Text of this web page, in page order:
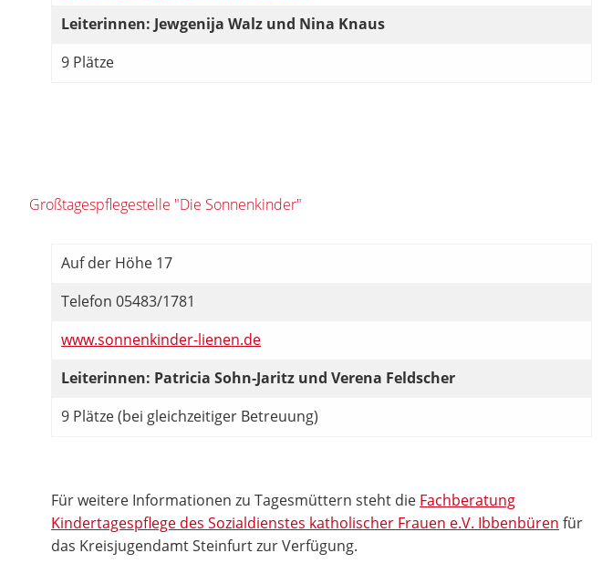
Leiterinnen: Jewgenija Walz und Nina Knaus
9 Plätze
Großtagespflegestelle "Die Sonnenkinder"
Auf der Höhe 17
Telefon 05483/1781
www.sonnenkinder-lienen.de
Leiterinnen: Patricia Sohn-Jaritz und Verena Feldscher
9 Plätze (bei gleichzeitiger Betreuung)
Für weitere Informationen zu Tagesmüttern steht die Fachberatung
Kindertagespflege des Sozialdienstes katholischer Frauen e.V. Ibbenbüren für
das Kreisjugendamt Steinfurt zur Verfügung.